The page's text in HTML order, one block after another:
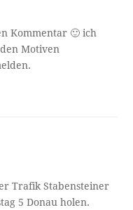
Kommentar 🙂 ich
Motiven
Trafik Stabensteiner
5 Donau holen.